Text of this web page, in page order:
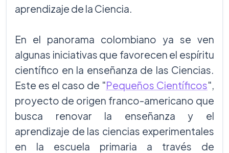
aprendizaje de la Ciencia.
En el panorama colombiano ya se ven
algunas iniciativas que favorecen el espíritu
científico en la enseñanza de las Ciencias.
Este es el caso de "Pequeños Científicos",
proyecto de origen franco-americano que
busca renovar la enseñanza y el
aprendizaje de las ciencias experimentales
en la escuela primaria a través de